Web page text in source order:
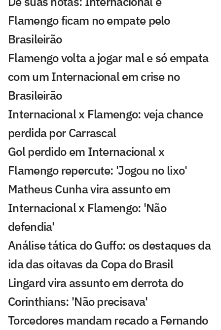
Flamengo ficam no empate pelo
Brasileirão
Flamengo volta a jogar mal e só empata
com um Internacional em crise no
Brasileirão
Internacional x Flamengo: veja chance
perdida por Carrascal
Gol perdido em Internacional x
Flamengo repercute: 'Jogou no lixo'
Matheus Cunha vira assunto em
Internacional x Flamengo: 'Não
defendia'
Análise tática do Guffo: os destaques da
ida das oitavas da Copa do Brasil
Lingard vira assunto em derrota do
Corinthians: 'Não precisava'
Torcedores mandam recado a Fernando